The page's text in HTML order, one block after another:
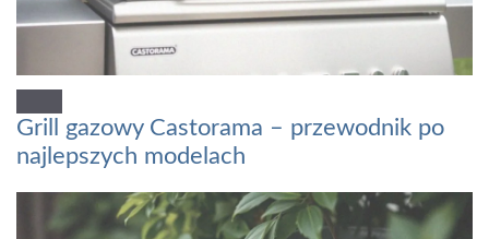
Grill gazowy Castorama – przewodnik po
najlepszych modelach